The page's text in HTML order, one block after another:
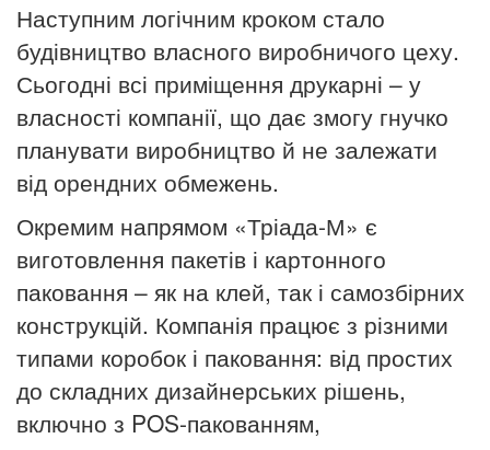
Наступним логічним кроком стало
будівництво власного виробничого цеху.
Сьогодні всі приміщення друкарні – у
власності компанії, що дає змогу гнучко
планувати виробництво й не залежати
від орендних обмежень.
Окремим напрямом «Тріада-М» є
виготовлення пакетів і картонного
паковання – як на клей, так і самозбірних
конструкцій. Компанія працює з різними
типами коробок і паковання: від простих
до складних дизайнерських рішень,
включно з POS-пакованням,